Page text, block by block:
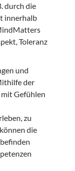
durch die
innerhalb
Toleranz
und
der
Gefühlen
zu
die